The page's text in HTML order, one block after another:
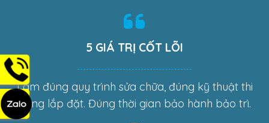
5 GIÁ TRỊ CỐT LÕI
Trách nhiệm không chỉ mang lại lợi ích cho bản
thân, cho công ty, cho khách hàng và cho toàn
xã hội.